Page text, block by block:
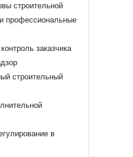
строительной
профессиональные
заказчика
строительный
в